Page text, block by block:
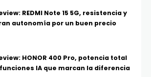
REDMI Note 15 5G, resistencia y
autonomía por un buen precio
HONOR 400 Pro, potencia total
IA que marcan la diferencia